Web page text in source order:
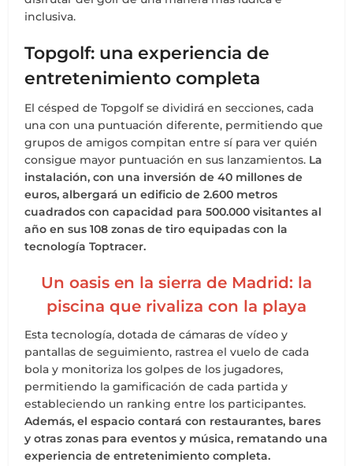
inclusiva.
Topgolf: una experiencia de
entretenimiento completa
El césped de Topgolf se dividirá en secciones, cada
una con una puntuación diferente, permitiendo que
grupos de amigos compitan entre sí para ver quién
consigue mayor puntuación en sus lanzamientos. La
instalación, con una inversión de 40 millones de
euros, albergará un edificio de 2.600 metros
cuadrados con capacidad para 500.000 visitantes al
año en sus 108 zonas de tiro equipadas con la
tecnología Toptracer.
Un oasis en la sierra de Madrid: la
piscina que rivaliza con la playa
Esta tecnología, dotada de cámaras de vídeo y
pantallas de seguimiento, rastrea el vuelo de cada
bola y monitoriza los golpes de los jugadores,
permitiendo la gamificación de cada partida y
estableciendo un ranking entre los participantes.
Además, el espacio contará con restaurantes, bares
y otras zonas para eventos y música, rematando una
experiencia de entretenimiento completa.